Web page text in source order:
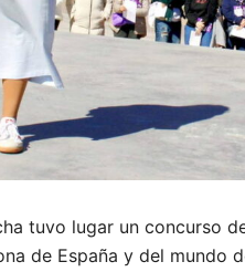
tuvo lugar un concurso
de España y del mundo